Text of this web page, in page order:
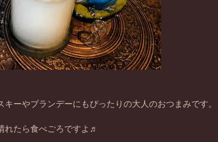
キーやブランデーにもぴったりの大人のおつまみです。
れたら食べごろですよ♬